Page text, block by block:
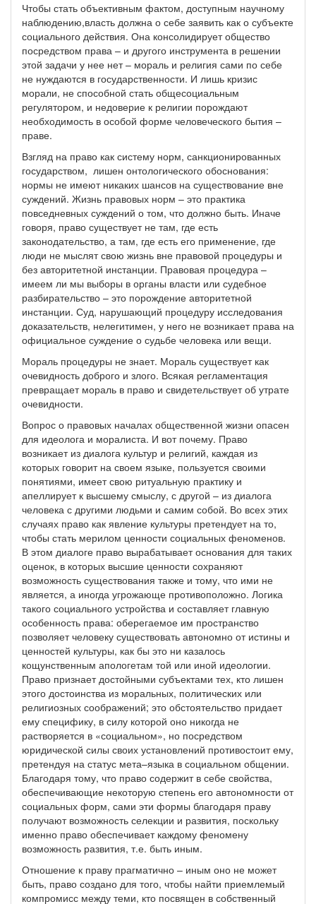
Чтобы стать объективным фактом, доступным научному
наблюдению,власть должна о себе заявить как о субъекте
социального действия. Она консолидирует общество
посредством права – и другого инструмента в решении
этой задачи у нее нет – мораль и религия сами по себе
не нуждаются в государственности. И лишь кризис
морали, не способной стать общесоциальным
регулятором, и недоверие к религии порождают
необходимость в особой форме человеческого бытия –
праве.
Взгляд на право как систему норм, санкционированных
государством, лишен онтологического обоснования:
нормы не имеют никаких шансов на существование вне
суждений. Жизнь правовых норм – это практика
повседневных суждений о том, что должно быть. Иначе
говоря, право существует не там, где есть
законодательство, а там, где есть его применение, где
люди не мыслят свою жизнь вне правовой процедуры и
без авторитетной инстанции. Правовая процедура –
имеем ли мы выборы в органы власти или судебное
разбирательство – это порождение авторитетной
инстанции. Суд, нарушающий процедуру исследования
доказательств, нелегитимен, у него не возникает права на
официальное суждение о судьбе человека или вещи.
Мораль процедуры не знает. Мораль существует как
очевидность доброго и злого. Всякая регламентация
превращает мораль в право и свидетельствует об утрате
очевидности.
Вопрос о правовых началах общественной жизни опасен
для идеолога и моралиста. И вот почему. Право
возникает из диалога культур и религий, каждая из
которых говорит на своем языке, пользуется своими
понятиями, имеет свою ритуальную практику и
апеллирует к высшему смыслу, с другой – из диалога
человека с другими людьми и самим собой. Во всех этих
случаях право как явление культуры претендует на то,
чтобы стать мерилом ценности социальных феноменов.
В этом диалоге право вырабатывает основания для таких
оценок, в которых высшие ценности сохраняют
возможность существования также и тому, что ими не
является, а иногда угрожающе противоположно. Логика
такого социального устройства и составляет главную
особенность права: оберегаемое им пространство
позволяет человеку существовать автономно от истины и
ценностей культуры, как бы это ни казалось
кощунственным апологетам той или иной идеологии.
Право признает достойными субъектами тех, кто лишен
этого достоинства из моральных, политических или
религиозных соображений; это обстоятельство придает
ему специфику, в силу которой оно никогда не
растворяется в «социальном», но посредством
юридической силы своих установлений противостоит ему,
претендуя на статус мета–языка в социальном общении.
Благодаря тому, что право содержит в себе свойства,
обеспечивающие некоторую степень его автономности от
социальных форм, сами эти формы благодаря праву
получают возможность селекции и развития, поскольку
именно право обеспечивает каждому феномену
возможность развития, т.е. быть иным.
Отношение к праву прагматично – иным оно не может
быть, право создано для того, чтобы найти приемлемый
компромисс между теми, кто посвящен в собственный